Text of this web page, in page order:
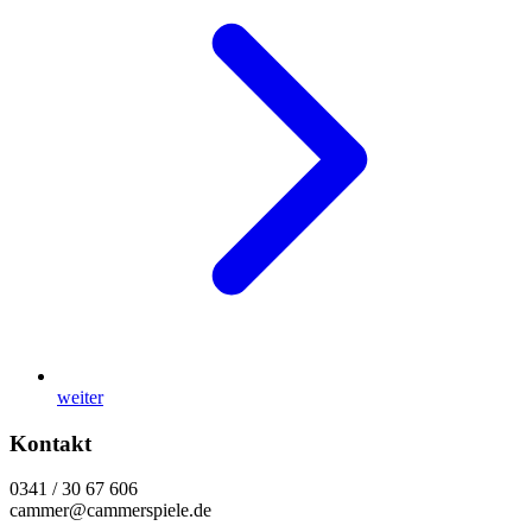
weiter
Kontakt
0341 / 30 67 606
cammer@cammerspiele.de